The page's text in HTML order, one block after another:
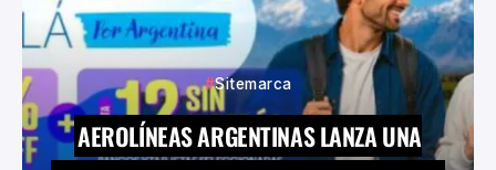
Sitemarca
AEROLÍNEAS ARGENTINAS LANZA UNA